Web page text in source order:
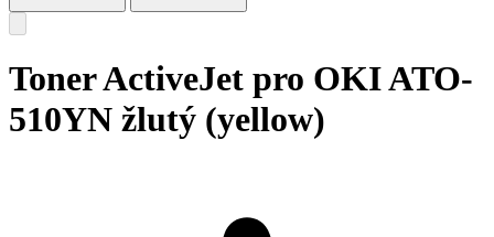
Toner ActiveJet pro OKI ATO-
510YN žlutý (yellow)